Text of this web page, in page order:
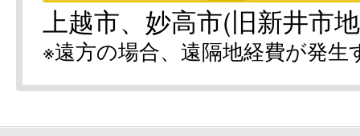
上越市、妙高市(旧新井市
※遠方の場合、遠隔地経費が発